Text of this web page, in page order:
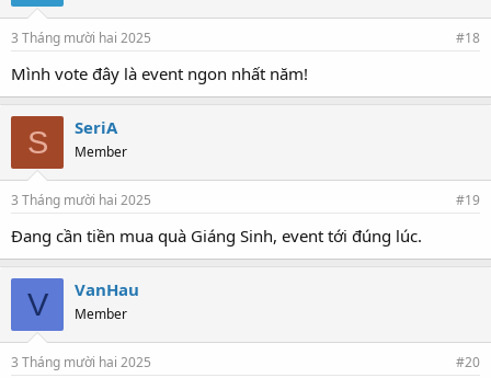
3 Tháng mười hai 2025 #18
Mình vote đây là event ngon nhất năm!
S SeriA
Member
3 Tháng mười hai 2025 #19
Đang cần tiền mua quà Giáng Sinh, event tới đúng lúc.
V VanHau
Member
3 Tháng mười hai 2025 #20